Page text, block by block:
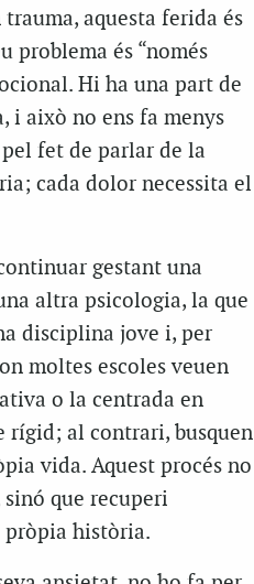
aquesta ferida és
problema és “només
Hi ha una part de
i això no ens fa menys
fet de parlar de la
cada dolor necessita el
gestant una
altra psicologia, la que
disciplina jove i, per
moltes escoles veuen
o la centrada en
rígid; al contrari, busquen
vida. Aquest procés no
sinó que recuperi
pròpia història.